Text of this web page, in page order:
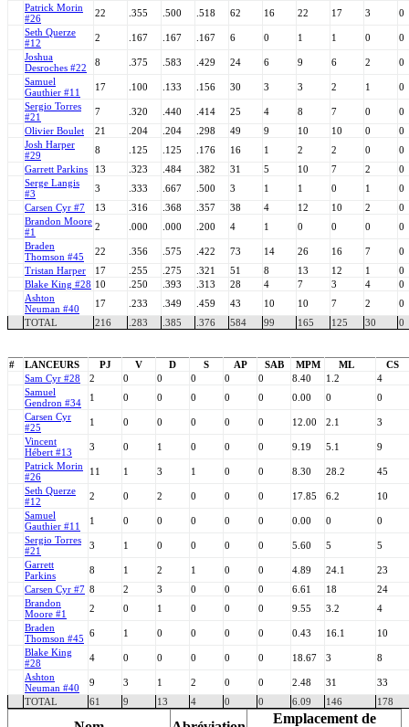
Patrick Morin
#26
22 .355 .500 .518 62 16 22 17 3
0
Seth Querze
#12
2 .167 .167 .167 6 0 1 1 0
0
Joshua
Desroches #22
8 .375 .583 .429 24 6 9 6 2
0
Samuel
Gauthier #11
17 .100 .133 .156 30 3 3 2 1
0
Sergio Torres
#21
7 .320 .440 .414 25 4 8 7 0
0
Olivier Boulet
21 .204 .204 .298 49 9 10 10 0
0
Josh Harper
#29
8 .125 .125 .176 16 1 2 2 0
0
Garrett Parkins
13 .323 .484 .382 31 5 10 7 2
0
Serge Langis
#3
3 .333 .667 .500 3 1 1 0 1
0
Carsen Cyr #7
13 .316 .368 .357 38 4 12 10 2
0
Brandon Moore
#1
2 .000 .000 .200 4 1 0 0 0
0
Braden
Thomson #45
22 .356 .575 .422 73 14 26 16 7
0
Tristan Harper
17 .255 .275 .321 51 8 13 12 1
0
Blake King #28 10 .250 .393 .313 28 4 7 3 4
0
Ashton
Neuman #40
17 .233 .349 .459 43 10 10 7 2
0
TOTAL
216 .283 .385 .376 584 99 165 125 30 0
# LANCEURS PJ V D S AP SAB MPM ML
CS
Sam Cyr #28
2 0 0 0 0 0 8.40 1.2
4
Samuel
Gendron #34
1 0 0 0 0 0 0.00 0
0
Carsen Cyr
#25
1 0 0 0 0 0 12.00 2.1
3
Vincent
Hébert #13
3 0 1 0 0 0 9.19 5.1
9
Patrick Morin
#26
11 1 3 1 0 0 8.30 28.2
45
Seth Querze
#12
2 0 2 0 0 0 17.85 6.2
10
Samuel
Gauthier #11
1 0 0 0 0 0 0.00 0
0
Sergio Torres
#21
3 1 0 0 0 0 5.60 5
5
Garrett
Parkins
8 1 2 1 0 0 4.89 24.1
23
Carsen Cyr #7 8 2 3 0 0 0 6.61 18
24
Brandon
Moore #1
2 0 1 0 0 0 9.55 3.2
4
Braden
Thomson #45 6 1 0 0 0 0 0.43 16.1
10
Blake King
#28
4 0 0 0 0 0 18.67 3
8
Ashton
Neuman #40
9 3 1 2 0 0 2.48 31
33
TOTAL
61 9 13 4 0 0 6.09 146 178
Emplacement de